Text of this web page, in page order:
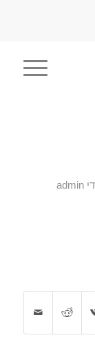
admin